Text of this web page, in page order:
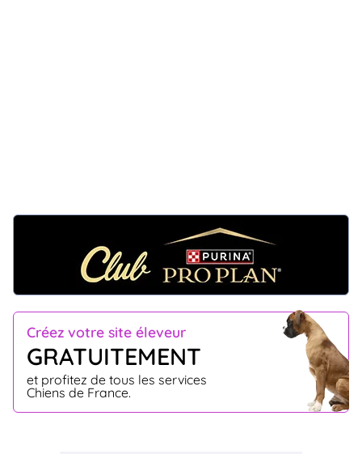
Créez votre site éleveur
GRATUITEMENT
et profitez de tous les services
Chiens de France.